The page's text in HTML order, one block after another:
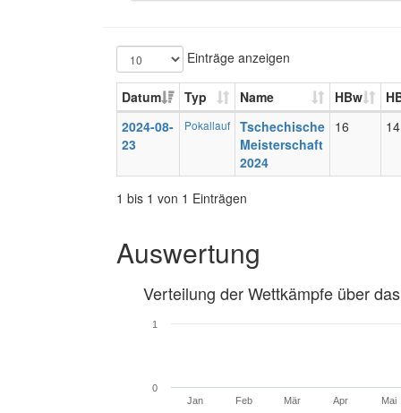
Einträge anzeigen
Datum Typ Name HBw
2024-08-
23
Pokallauf
Tschechische
Meisterschaft
2024
16 14
1 bis 1 von 1 Einträgen
Auswertung
Verteilung der Wettkämpfe über
Jan Feb Mär Apr Mai
0
1